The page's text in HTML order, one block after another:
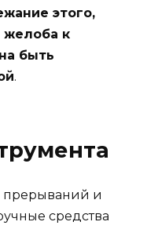
этого,
желоба к
быть
.
прерываний и
средства